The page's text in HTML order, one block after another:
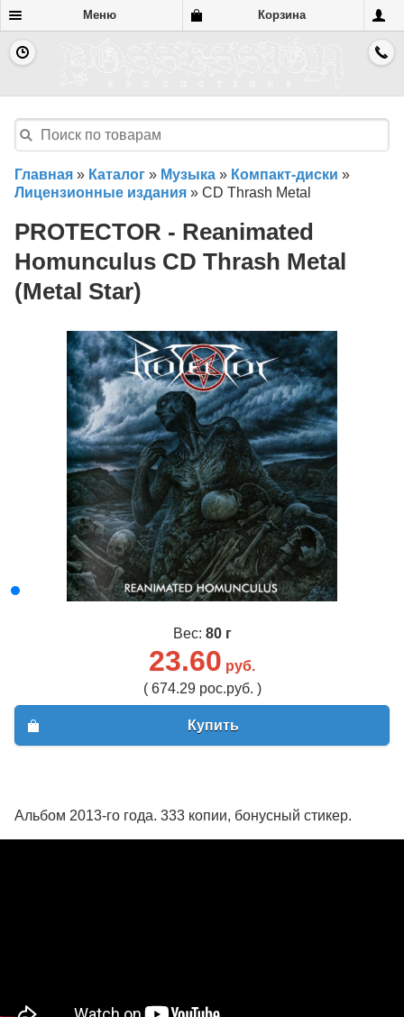
Меню Корзина
Главная » Каталог » Музыка » Компакт-диски »
Лицензионные издания » CD Thrash Metal
PROTECTOR - Reanimated
Homunculus CD Thrash Metal
(Metal Star)
Вес: 80 г
23.60 руб.
( 674.29 рос.руб. )
Купить
Альбом 2013-го года. 333 копии, бонусный стикер.